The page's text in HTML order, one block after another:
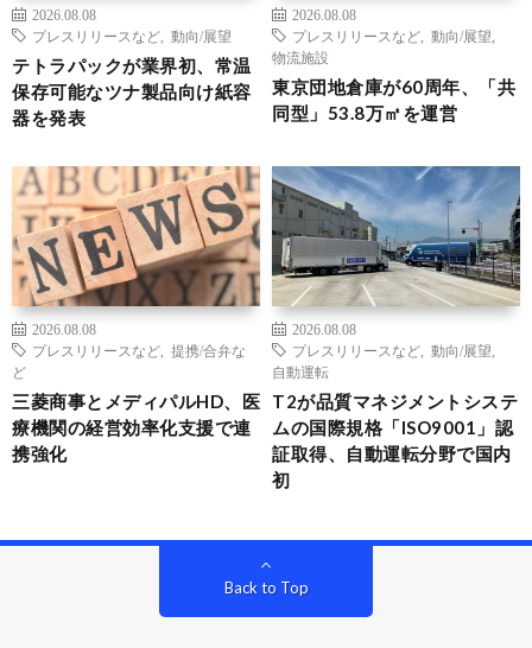
2026.08.08
プレスリリースなど
動向/展望
テトラパックが業界初、常温
保存可能なツナ製品向け紙容
器を発表
2026.08.08
プレスリリースなど
動向/展望
物流施設
東京団地倉庫が60周年、「共
同型」53.8万㎡を運営
2026.08.08
プレスリリースなど
提携/合弁な
ど
三菱商事とメディパルHD、医
療機関の経営効率化支援で連
携強化
2026.08.08
プレスリリースなど
動向/展望
自動運転
T2が品質マネジメントシステ
ムの国際規格「ISO9001」認
証取得、自動運転分野で国内
初
Back to Top